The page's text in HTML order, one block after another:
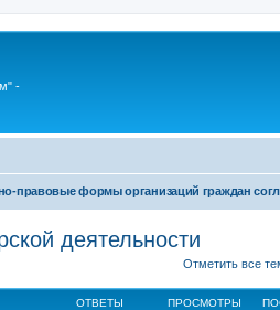
-
правовые формы организаций граждан
деятельности
Отметить все
ОТВЕТЫ ПРОСМОТРЫ